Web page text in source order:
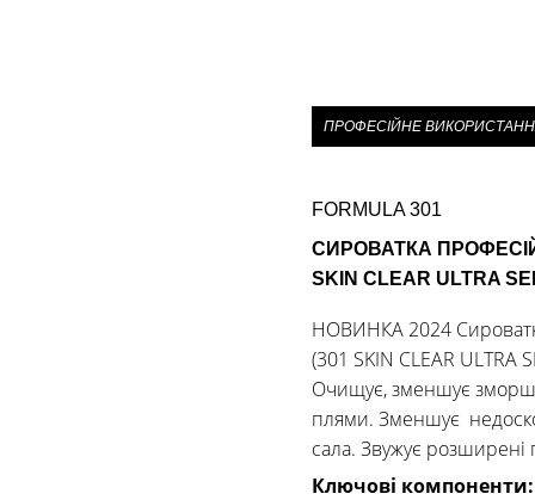
ПРОФЕСІЙНЕ
FORMULA 301
СИРОВАТКА
SKIN CLEAR ULTRA
НОВИНКА 2024
(301 SKIN CLEAR ULTRA
Очищує, зменшує
плями. Зменшує
сала. Звужує розширені
Ключові